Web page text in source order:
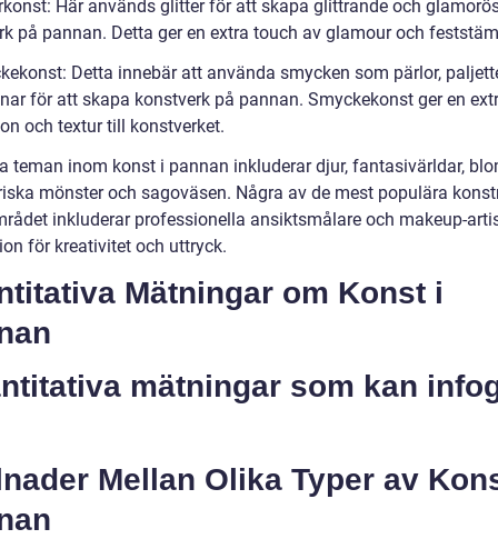
Här används glitter för att skapa glittrande och
på pannan. Detta ger en extra touch av glamour och
Detta innebär att använda smycken som pärlor,
för att skapa konstverk på pannan. Smyckekonst ger en
och textur till konstverket.
teman inom konst i pannan inkluderar djur, fantasivärldar,
mönster och sagoväsen. Några av de mest populära
inkluderar professionella ansiktsmålare och makeup-
för kreativitet och uttryck.
Mätningar om Konst i
mätningar som kan
Mellan Olika Typer av